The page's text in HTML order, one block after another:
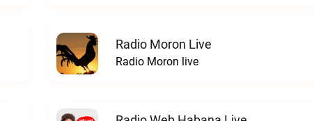
Radio Moron Live
Radio Moron live